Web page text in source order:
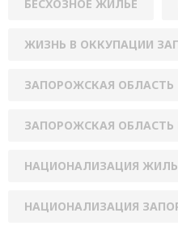
БЕСХОЗНОЕ ЖИЛЬЕ
ЖИЗНЬ В ОККУПАЦИИ
ЗАПОРОЖСКАЯ ОБЛАСТЬ
ЗАПОРОЖСКАЯ ОБЛАСТЬ
НАЦИОНАЛИЗАЦИЯ
НАЦИОНАЛИЗАЦИЯ